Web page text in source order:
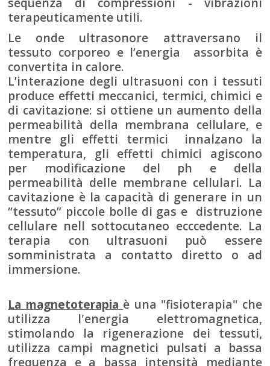
terapeuticamente utili.
Le onde ultrasonore attraversano il
tessuto corporeo e l’energia assorbita è
convertita in calore.
L’interazione degli ultrasuoni con i tessuti
produce effetti meccanici, termici, chimici e
di cavitazione: si ottiene un aumento della
permeabilità della membrana cellulare, e
mentre gli effetti termici innalzano la
temperatura, gli effetti chimici agiscono
per modificazione del ph e della
permeabilità delle membrane cellulari. La
cavitazione è la capacità di generare in un
“tessuto” piccole bolle di gas e distruzione
cellulare nell sottocutaneo ecccedente. La
terapia con ultrasuoni può essere
somministrata a contatto diretto o ad
immersione.
La magnetoterapia è una "fisioterapia" che
utilizza l'energia elettromagnetica,
stimolando la rigenerazione dei tessuti,
utilizza campi magnetici pulsati a bassa
frequenza e a bassa intensità mediante